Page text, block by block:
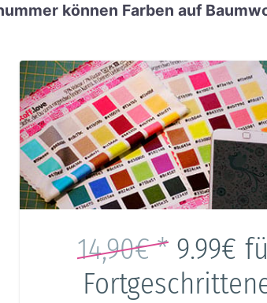
können Farben auf
14,90€ * 9.99€